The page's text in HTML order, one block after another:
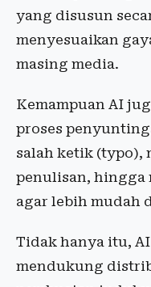
yang disusun
menyesuaikan
masing media.
Kemampuan AI
proses
salah ketik (typo),
penulisan, hingga
agar lebih mudah
Tidak hanya itu,
mendukung